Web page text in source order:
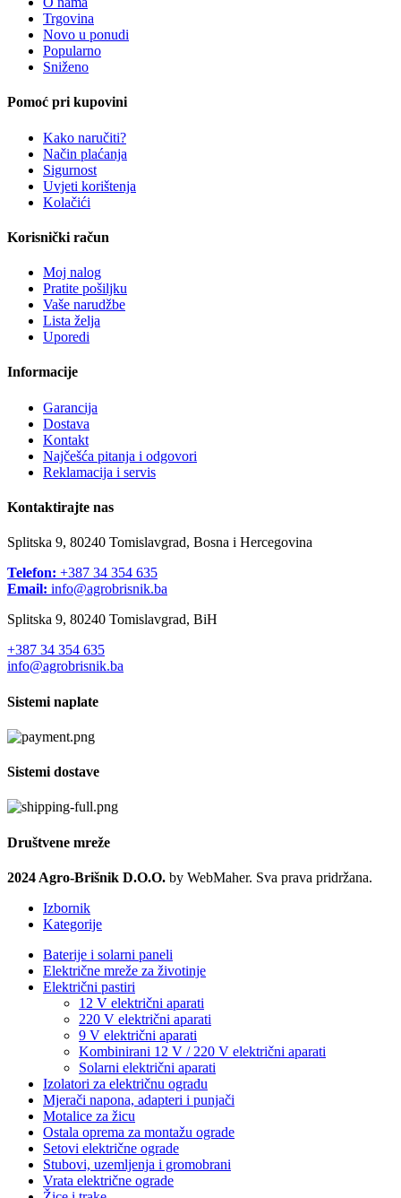
Trgovina
Novo u ponudi
Popularno
Sniženo
Pomoć pri kupovini
Kako naručiti?
Način plaćanja
Sigurnost
Uvjeti korištenja
Kolačići
Korisnički račun
Moj nalog
Pratite pošiljku
Vaše narudžbe
Lista želja
Uporedi
Informacije
Garancija
Dostava
Kontakt
Najčešća pitanja i odgovori
Reklamacija i servis
Kontaktirajte nas
Splitska 9, 80240 Tomislavgrad, Bosna i Hercegovina
Telefon: +387 34 354 635
Email: info@agrobrisnik.ba
Splitska 9, 80240 Tomislavgrad, BiH
+387 34 354 635
info@agrobrisnik.ba
Sistemi naplate
Sistemi dostave
Društvene mreže
2024 Agro-Brišnik D.O.O. by WebMaher. Sva prava pridržana.
Izbornik
Kategorije
Baterije i solarni paneli
Električne mreže za životinje
Električni pastiri
12 V električni aparati
220 V električni aparati
9 V električni aparati
Kombinirani 12 V / 220 V električni aparati
Solarni električni aparati
Izolatori za električnu ogradu
Mjerači napona, adapteri i punjači
Motalice za žicu
Ostala oprema za montažu ograde
Setovi električne ograde
Stubovi, uzemljenja i gromobrani
Vrata električne ograde